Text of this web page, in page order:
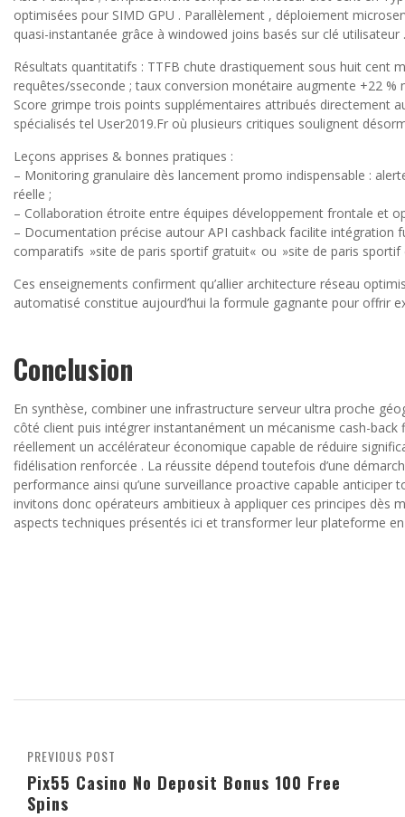
optimisées pour SIMD GPU . Parallèlement , déploiement
quasi-instantanée grâce à windowed joins basés sur clé utilisateur
Résultats quantitatifs : TTFB chute drastiquement sous huit cent
requêtes/sseconde ; taux conversion monétaire augmente +22
Score grimpe trois points supplémentaires attribués directement
spécialisés tel User2019.Fr où plusieurs critiques soulignent
Leçons apprises & bonnes pratiques :
– Monitoring granulaire dès lancement promo indispensable :
réelle ;
– Collaboration étroite entre équipes développement frontale et
– Documentation précise autour API cashback facilite
comparatifs »site de paris sportif gratuit« ou »site de paris sportif
Ces enseignements confirment qu’allier architecture réseau
automatisé constitue aujourd’hui la formule gagnante pour offrir
Conclusion
En synthèse, combiner une infrastructure serveur ultra proche
côté client puis intégrer instantanément un mécanisme cash-back
réellement un accélérateur économique capable de réduire
fidélisation renforcée . La réussite dépend toutefois d’une
performance ainsi qu’une surveillance proactive capable anticiper
invitons donc opérateurs ambitieux à appliquer ces principes dès
aspects techniques présentés ici et transformer leur plateforme
PREVIOUS POST
Pix55 Casino No Deposit Bonus 100 Free
Spins